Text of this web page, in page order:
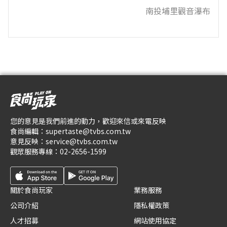
南投埔里觀音瀑布
您的意見是我們前進的動力，歡迎來信或來電反映
食尚編輯： supertaste@tvbs.com.tw
意見反映： service@tvbs.com.tw
觀眾服務專線： 02-2656-1599
關於食尚玩家
公司介紹
人才招募
業務服務
隱私權政策
網站使用協定